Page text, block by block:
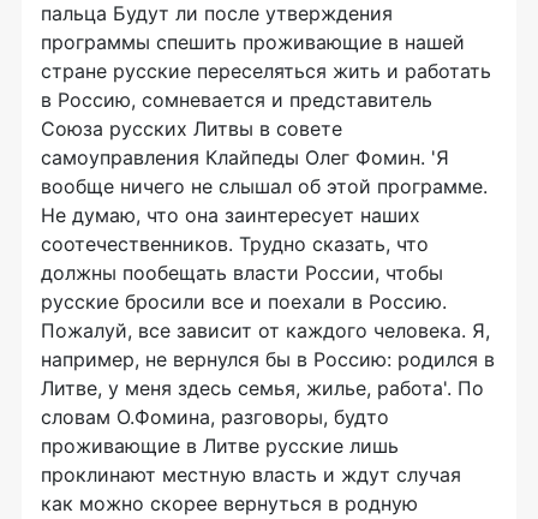
пальца Будут ли после утверждения
программы спешить проживающие в нашей
стране русские переселяться жить и работать
в Россию, сомневается и представитель
Союза русских Литвы в совете
самоуправления Клайпеды Олег Фомин. 'Я
вообще ничего не слышал об этой программе.
Не думаю, что она заинтересует наших
соотечественников. Трудно сказать, что
должны пообещать власти России, чтобы
русские бросили все и поехали в Россию.
Пожалуй, все зависит от каждого человека. Я,
например, не вернулся бы в Россию: родился в
Литве, у меня здесь семья, жилье, работа'. По
словам О.Фомина, разговоры, будто
проживающие в Литве русские лишь
проклинают местную власть и ждут случая
как можно скорее вернуться в родную